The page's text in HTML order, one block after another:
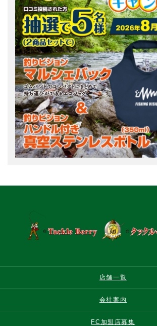
店舗一覧
会社案内
FC加盟店募集